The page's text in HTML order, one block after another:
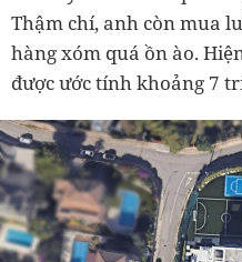
Thậm chí, anh còn mua
hàng xóm quá ồn ào.
được ước tính khoảng 7